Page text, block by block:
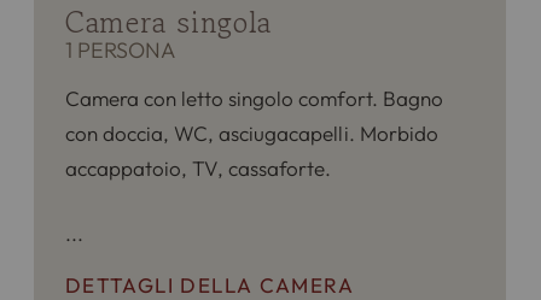
Camera singola
1 PERSONA
Camera con letto singolo comfort. Bagno
con doccia, WC, asciugacapelli. Morbido
accappatoio, TV, cassaforte.
La descrizione rappresenta un esempio di
alloggio. Con riserva di variazioni.
DETTAGLI DELLA CAMERA